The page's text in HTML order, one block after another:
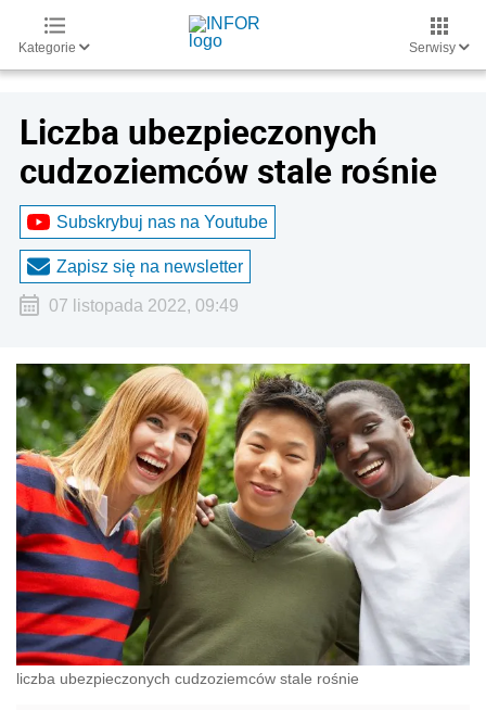
Kategorie Serwisy
Liczba ubezpieczonych
cudzoziemców stale rośnie
Subskrybuj nas na Youtube
Zapisz się na newsletter
07 listopada 2022, 09:49
liczba ubezpieczonych cudzoziemców stale rośnie